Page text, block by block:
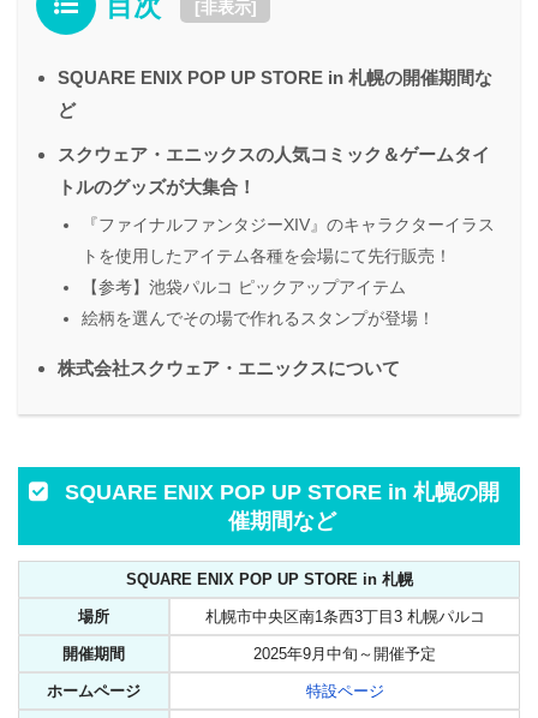
[非表示]
SQUARE ENIX POP UP STORE in 札幌の開催期間な
ど
スクウェア・エニックスの人気コミック＆ゲームタイ
トルのグッズが大集合！
『ファイナルファンタジーXIV』のキャラクターイラス
トを使用したアイテム各種を会場にて先行販売！
【参考】池袋パルコ ピックアップアイテム
絵柄を選んでその場で作れるスタンプが登場！
株式会社スクウェア・エニックスについて
SQUARE ENIX POP UP STORE in 札幌の開
催期間など
SQUARE ENIX POP UP STORE in 札幌
場所 札幌市中央区南1条西3丁目3 札幌パルコ
開催期間 2025年9月中旬～開催予定
ホームページ 特設ページ